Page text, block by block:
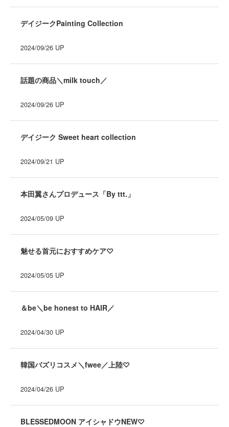
デイジークPainting Collection
2024/09/26 UP
話題の商品＼milk touch／
2024/09/26 UP
デイジーク Sweet heart collection
2024/09/21 UP
本田翼さんプロデュース「By ttt.」
2024/05/09 UP
魅せる首元におすすめケア♡
2024/05/05 UP
＆be＼be honest to HAIR／
2024/04/30 UP
韓国バズリコスメ＼fwee／上陸♡
2024/04/26 UP
BLESSEDMOON アイシャドウNEW♡